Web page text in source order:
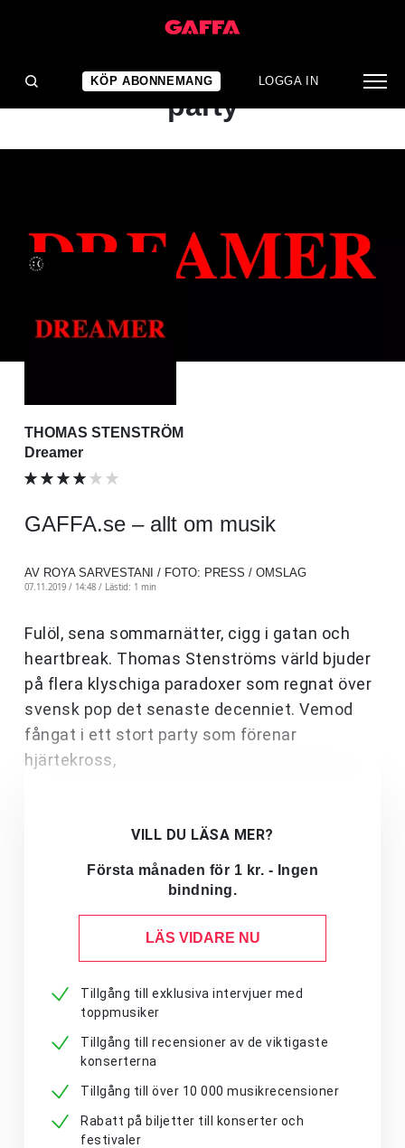
KÖP ABONNEMANG LOGGA IN
ALBUMRECENSION
Vemod fångat i ett stort
party
THOMAS STENSTRÖM
Dreamer
GAFFA.se – allt om musik
AV ROYA SARVESTANI / FOTO: PRESS / OMSLAG
07.11.2019 / 14:48 / Lästid: 1 min
Fulöl, sena sommarnätter, cigg i gatan och
heartbreak. Thomas Stenströms värld bjuder
på flera klyschiga paradoxer som regnat över
svensk pop det senaste decenniet. Vemod
fångat i ett stort party som förenar
hjärtekross,
VILL DU LÄSA MER?
Första månaden för 1 kr. - Ingen
bindning.
LÄS VIDARE NU
Tillgång till exklusiva intervjuer med
toppmusiker
Tillgång till recensioner av de viktigaste
konserterna
Tillgång till över 10 000 musikrecensioner
Rabatt på biljetter till konserter och
festivaler